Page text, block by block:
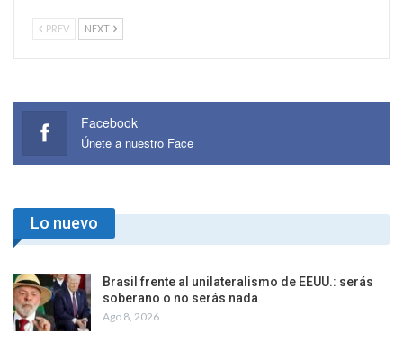
PREV NEXT
Facebook
Únete a nuestro Face
Lo nuevo
Brasil frente al unilateralismo de EEUU.: serás
soberano o no serás nada
Ago 8, 2026